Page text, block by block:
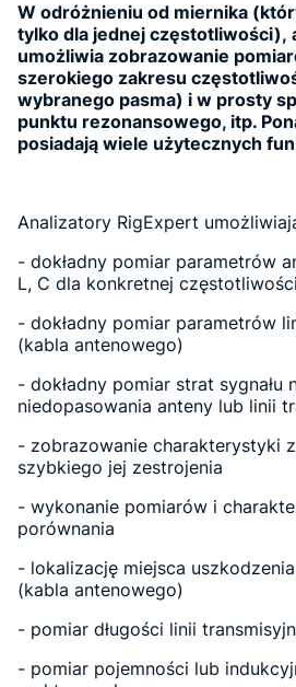
W odróżnieniu od miernika
tylko dla jednej częstotliwości),
umożliwia zobrazowanie
szerokiego zakresu
wybranego pasma) i w prosty
punktu rezonansowego, itp.
posiadają wiele użytecznych
Analizatory RigExpert
- dokładny pomiar parametrów
L, C dla konkretnej
- dokładny pomiar parametrów
(kabla antenowego)
- dokładny pomiar strat sygnału
niedopasowania anteny lub linii
- zobrazowanie charakterystyki
szybkiego jej zestrojenia
- wykonanie pomiarów i
porównania
- lokalizację miejsca
(kabla antenowego)
- pomiar długości linii
- pomiar pojemności lub